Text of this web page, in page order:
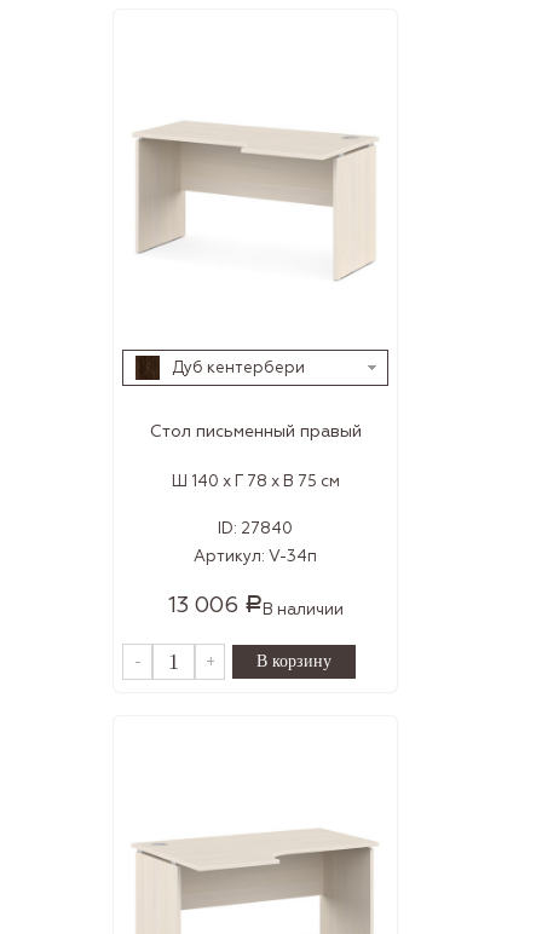
Дуб кентербери
Стол письменный правый
Ш 140 x Г 78 x В 75 см
ID: 27840
Артикул: V-34п
13 006 Р В наличии
- +